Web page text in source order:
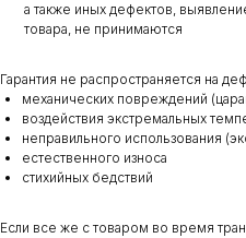
а также иных дефектов,
товара, не принимаются
Гарантия не распространяется на
механических повреждений
воздействия экстремальных
неправильного использования
естественного износа
стихийных бедствий
Если все же с товаром во время